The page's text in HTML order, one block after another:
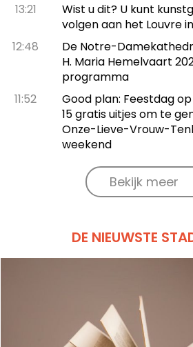
13:21
Wist u dit? U kunt
volgen aan het Louvre
12:48
De Notre-
H. Maria Hemelvaart
programma
11:52
Good plan: Feestdag
15 gratis uitjes om te
Onze-Lieve-Vrouw-
weekend
Bekijk meer
DE NIEUWSTE